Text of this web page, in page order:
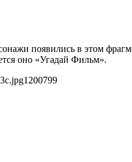
появились в этом
оно «Угадай Фильм».
1200799